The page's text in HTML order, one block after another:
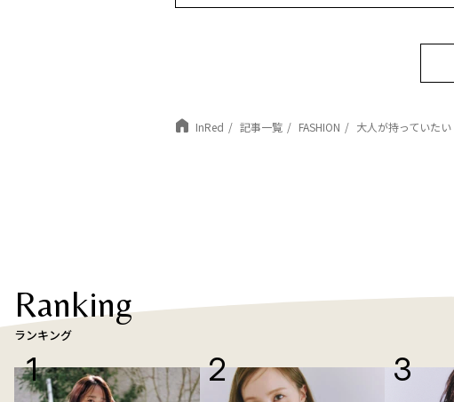
InRed 記事一覧 FASHION 大人が持っていたい
Ranking
ランキング